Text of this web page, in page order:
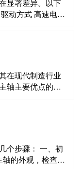
显著差异。以下
动方式 高速电主
统主轴： 通常通
在现代制造行业
轴主要优点的归
电主轴的转速高
工
个步骤： 一、初
轴的外观，检查是